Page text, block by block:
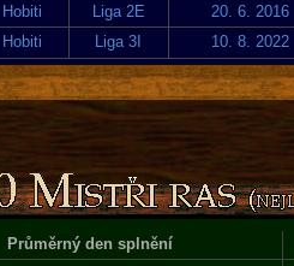
Hobiti Liga 2E 20. 6. 2016
Hobiti Liga 3I 10. 8. 2022
Průměrný den splnění